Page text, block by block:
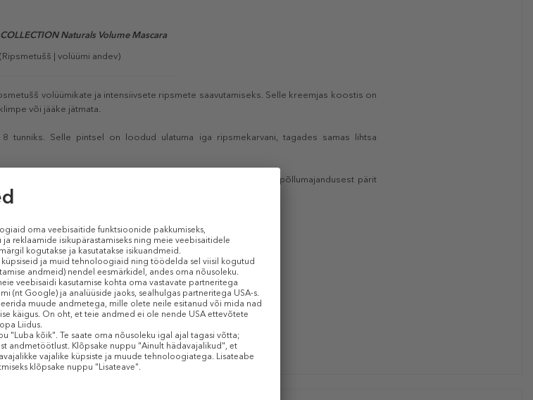
Naturals Volume Mascara
(Ripsmetušš | volüümi andev)
volüümikate ja intensiivsete ripsmete saavutamiseks. Selle kreemjas koostis on
või jääke jätmata.
tunniks. Selle pintsel on loodud ulatuma iga ripsmekarvani, tagades samas lihtsa
enam kui 99% ulatuses looduslikku päritolu ja 20% ökopõllumajandusest pärit
TOOTE OMADUSED